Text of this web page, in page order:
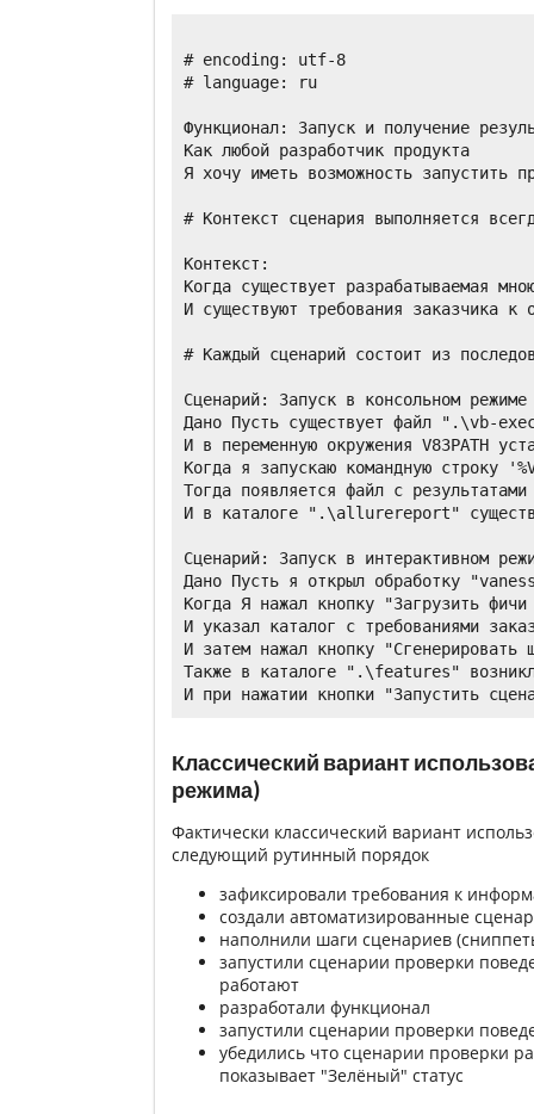
# encoding: utf-8
# language: ru
Функционал: Запуск и получение
Как любой разработчик продукта
Я хочу иметь возможность запустить
# Контекст сценария выполняется
Контекст:
Когда существует разрабатываемая
И существуют требования заказчика
# Каждый сценарий состоит из
Сценарий: Запуск в консольном режиме
Дано Пусть существует файл ".\vb-
И в переменную окружения V83PATH
Когда я запускаю командную
Тогда появляется файл с
И в каталоге ".\allurereport"
Сценарий: Запуск в интерактивном
Дано Пусть я открыл обработку
Когда Я нажал кнопку "Загрузить
И указал каталог с требованиями
И затем нажал кнопку "Сгенерировать
Также в каталоге ".\features"
Классический вариант
режима)
Фактически классический вариант
следующий рутинный порядок
зафиксировали требования к
создали автоматизированные
наполнили шаги сценариев
запустили сценарии проверки
работают
разработали функционал
запустили сценарии проверки
убедились что сценарии проверки
показывает "Зелёный" статус